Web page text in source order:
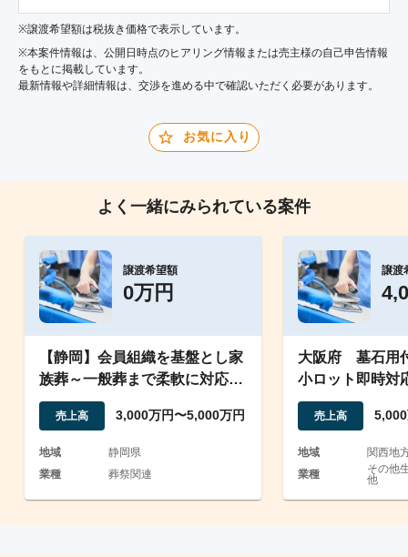
※譲渡希望額は税抜き価格で表示しています。
※本案件情報は、公開日時点のヒアリング情報または売主様の自己申告情報
をもとに掲載しています。
最新情報や詳細情報は、交渉を進める中で確認いただく必要があります。
お気に入り
よく一緒にみられている案件
譲渡希望額
0万円
【静岡】会員組織を基盤とし家
族葬～一般葬まで柔軟に対応す
る地域密着型の葬儀事業者
売上高 3,000万円〜5,000万円
地域
静岡県
業種
葬祭関連
譲渡
大阪府 墓石用
小ロット即時対
取引先多数
売上高
地域
関西地
業種
その他
他